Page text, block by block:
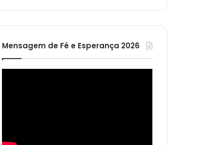
Mensagem de Fé e Esperança 2026